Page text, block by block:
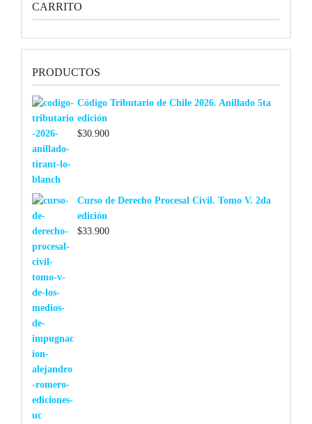
CARRITO
PRODUCTOS
Código Tributario de Chile 2026. Anillado 5ta
edición
$30.900
Curso de Derecho Procesal Civil. Tomo V. 2da
edición
$33.900